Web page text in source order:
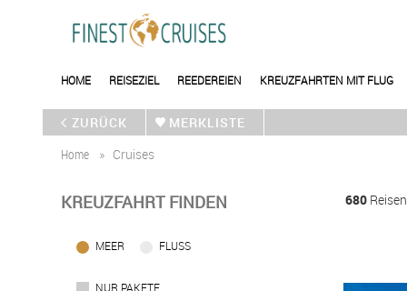
HOME REISEZIEL REEDEREIEN KREUZFAHRTEN MIT FLUG
ZURÜCK
MERKLISTE
Home
Cruises
KREUZFAHRT FINDEN
MEER FLUSS
NUR PAKETE
680 Reisen